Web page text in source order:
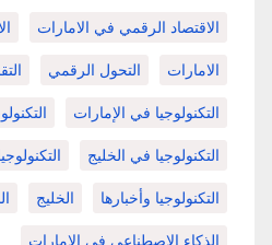
الاقتصاد الرقمي في الامارات
الامارات التحول الرقمي
التكنولوجيا في الإمارات
التكنولوجيا في الخليج
التكنولوجيا وأخبارها الخليج
الذكاء الاصطناعي في الامارات